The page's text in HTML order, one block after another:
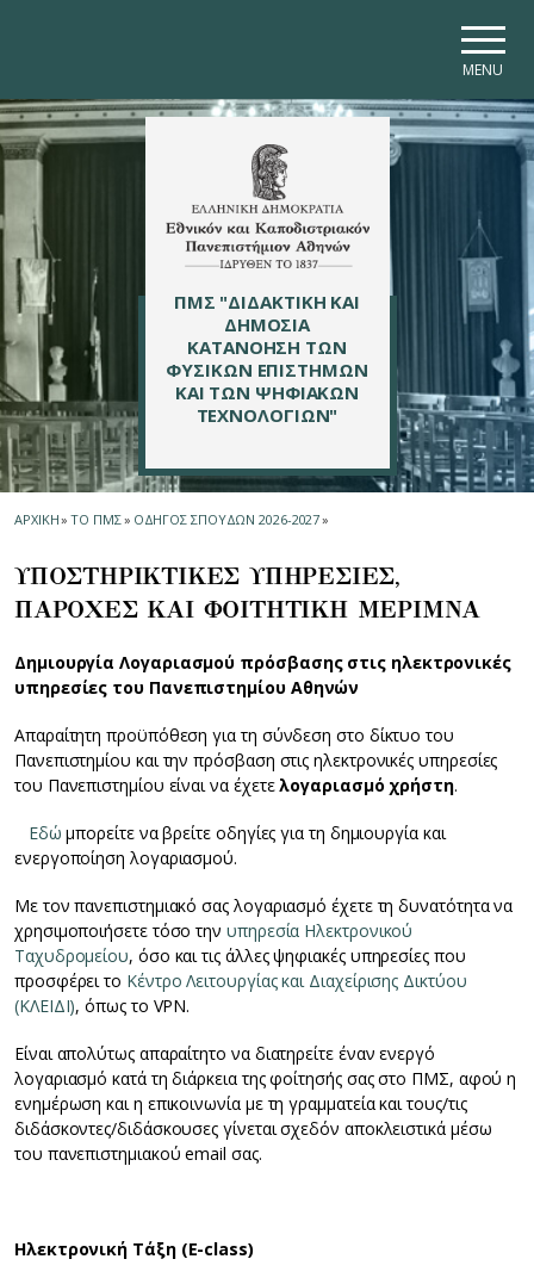
MENU
ΠΜΣ "ΔΙΔΑΚΤΙΚΗ ΚΑΙ
ΔΗΜΟΣΙΑ
ΚΑΤΑΝΟΗΣΗ ΤΩΝ
ΦΥΣΙΚΩΝ ΕΠΙΣΤΗΜΩΝ
ΚΑΙ ΤΩΝ ΨΗΦΙΑΚΩΝ
ΤΕΧΝΟΛΟΓΙΩΝ"
ΑΡΧΙΚΗ» ΤΟ ΠΜΣ» ΟΔΗΓΟΣ ΣΠΟΥΔΩΝ 2026-2027»
ΥΠΟΣΤΗΡΙΚΤΙΚΕΣ ΥΠΗΡΕΣΙΕΣ,
ΠΑΡΟΧΕΣ ΚΑΙ ΦΟΙΤΗΤΙΚΗ ΜΕΡΙΜΝΑ
Δημιουργία Λογαριασμού πρόσβασης στις ηλεκτρονικές
υπηρεσίες του Πανεπιστημίου Αθηνών
Απαραίτητη προϋπόθεση για τη σύνδεση στο δίκτυο του
Πανεπιστημίου και την πρόσβαση στις ηλεκτρονικές υπηρεσίες
του Πανεπιστημίου είναι να έχετελογαριασμό χρήστη.
Εδώ μπορείτε να βρείτε οδηγίες για τη δημιουργία και
ενεργοποίηση λογαριασμού.
Με τον πανεπιστημιακό σας λογαριασμό έχετε τη δυνατότητα να
χρησιμοποιήσετε τόσο την υπηρεσία Ηλεκτρονικού
Ταχυδρομείου, όσο και τις άλλες ψηφιακές υπηρεσίες που
προσφέρει το Κέντρο Λειτουργίας και Διαχείρισης Δικτύου
(ΚΛΕΙΔΙ), όπως το VPN.
Είναι απολύτως απαραίτητο να διατηρείτε έναν ενεργό
λογαριασμό κατά τη διάρκεια της φοίτησής σας στο ΠΜΣ, αφού η
ενημέρωση και η επικοινωνία με τη γραμματεία και τους/τις
διδάσκοντες/διδάσκουσες γίνεται σχεδόν αποκλειστικά μέσω
του πανεπιστημιακού email σας.
Ηλεκτρονική Τάξη (E-class)